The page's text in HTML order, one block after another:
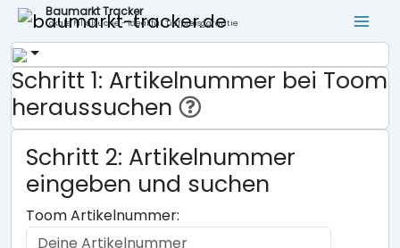
Baumarkt Tracker
Lokale Filialsuche - ideal für Tiefpreisgarantie
Schritt 1: Artikelnummer bei Toom
heraussuchen
Schritt 2: Artikelnummer
eingeben und suchen
Toom Artikelnummer: